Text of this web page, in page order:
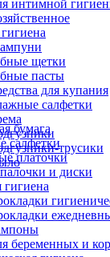
интимной
щетки
пасты
для купания
салфетки
трусики
бумага
салфетки
платочки
и диски
гигиена
беременных и